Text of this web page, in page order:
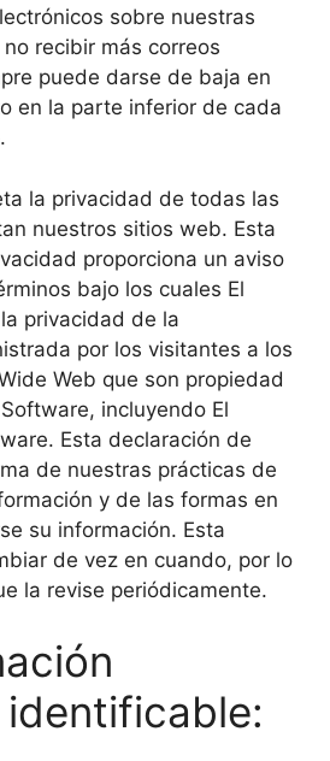
sobre nuestras
recibir más correos
puede darse de baja en
en la parte inferior de cada
la privacidad de todas las
nuestros sitios web. Esta
proporciona un aviso
bajo los cuales El
privacidad de la
por los visitantes a los
Web que son propiedad
incluyendo El
Esta declaración de
de nuestras prácticas de
y de las formas en
su información. Esta
de vez en cuando, por lo
la revise periódicamente.